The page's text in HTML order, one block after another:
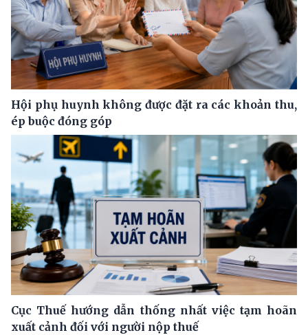
Hội phụ huynh không được đặt ra các khoản thu,
ép buộc đóng góp
Cục Thuế hướng dẫn thống nhất việc tạm hoãn
xuất cảnh đối với người nộp thuế